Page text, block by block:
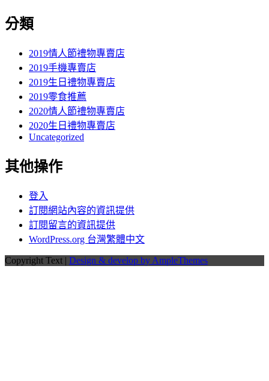
分類
2019情人節禮物專賣店
2019手機專賣店
2019生日禮物專賣店
2019零食推薦
2020情人節禮物專賣店
2020生日禮物專賣店
Uncategorized
其他操作
登入
訂閱網站內容的資訊提供
訂閱留言的資訊提供
WordPress.org 台灣繁體中文
Copyright Text | Design & develop by AmpleThemes